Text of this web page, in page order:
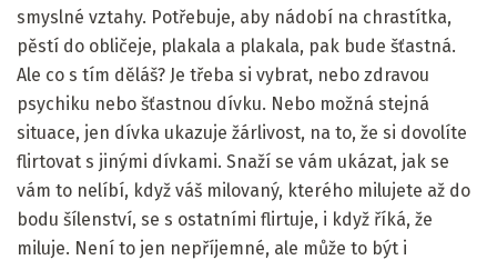
smyslné vztahy. Potřebuje, aby nádobí na chrastítka,
pěstí do obličeje, plakala a plakala, pak bude šťastná.
Ale co s tím děláš? Je třeba si vybrat, nebo zdravou
psychiku nebo šťastnou dívku. Nebo možná stejná
situace, jen dívka ukazuje žárlivost, na to, že si dovolíte
flirtovat s jinými dívkami. Snaží se vám ukázat, jak se
vám to nelíbí, když váš milovaný, kterého milujete až do
bodu šílenství, se s ostatními flirtuje, i když říká, že
miluje. Není to jen nepříjemné, ale může to být i